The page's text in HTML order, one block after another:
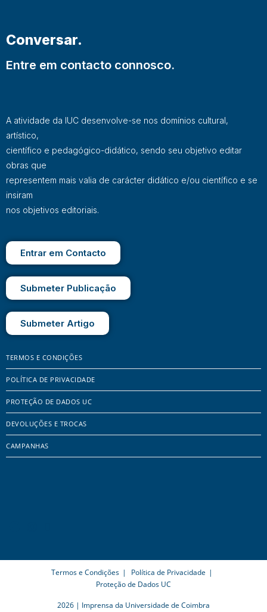
Conversar.
Entre em contacto connosco.
A atividade da IUC desenvolve-se nos domínios cultural,
artístico,
científico e pedagógico-didático, sendo seu objetivo editar
obras que
representem mais valia de carácter didático e/ou científico e se
insiram
nos objetivos editoriais.
Entrar em Contacto
Submeter Publicação
Submeter Artigo
TERMOS E CONDIÇÕES
POLÍTICA DE PRIVACIDADE
PROTEÇÃO DE DADOS UC
DEVOLUÇÕES E TROCAS
CAMPANHAS
Termos e Condições
Política de Privacidade
Proteção de Dados UC
2026 | Imprensa da Universidade de Coimbra